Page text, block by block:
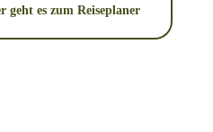
geht es zum Reiseplaner